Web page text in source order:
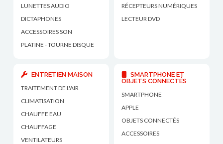
LUNETTES AUDIO
DICTAPHONES
ACCESSOIRES SON
PLATINE - TOURNE DISQUE
RÉCEPTEURS NUMÉRIQUES
LECTEUR DVD
ENTRETIEN MAISON
TRAITEMENT DE L'AIR
CLIMATISATION
CHAUFFE EAU
CHAUFFAGE
VENTILATEURS
SMARTPHONE ET
OBJETS CONNECTÉS
SMARTPHONE
APPLE
OBJETS CONNECTÉS
ACCESSOIRES